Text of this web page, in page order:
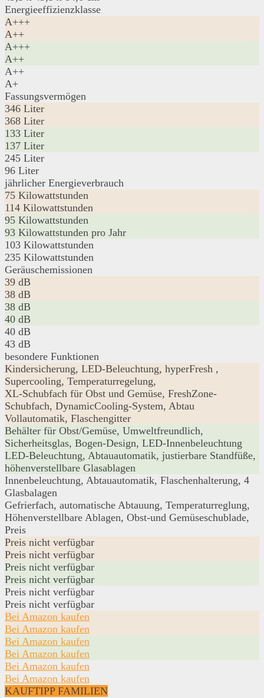
Energieeffizienzklasse
A+++
A++
A+++
A++
A++
A+
Fassungsvermögen
346 Liter
368 Liter
133 Liter
137 Liter
245 Liter
96 Liter
jährlicher Energieverbrauch
75 Kilowattstunden
114 Kilowattstunden
95 Kilowattstunden
93 Kilowattstunden pro Jahr
103 Kilowattstunden
235 Kilowattstunden
Geräuschemissionen
39 dB
38 dB
38 dB
40 dB
40 dB
43 dB
besondere Funktionen
Kindersicherung, LED-Beleuchtung, hyperFresh ,
Supercooling, Temperaturregelung,
XL-Schubfach für Obst und Gemüse, FreshZone-
Schubfach, DynamicCooling-System, Abtau
Vollautomatik, Flaschengitter
Behälter für Obst/Gemüse, Umweltfreundlich,
Sicherheitsglas, Bogen-Design, LED-Innenbeleuchtung
LED-Beleuchtung, Abtauautomatik, justierbare Standfüße,
höhenverstellbare Glasablagen
Innenbeleuchtung, Abtauautomatik, Flaschenhalterung, 4
Glasbalagen
Gefrierfach, automatische Abtauung, Temperaturreglung,
Höhenverstellbare Ablagen, Obst-und Gemüseschublade,
Preis
Preis nicht verfügbar
Preis nicht verfügbar
Preis nicht verfügbar
Preis nicht verfügbar
Preis nicht verfügbar
Preis nicht verfügbar
Bei Amazon kaufen
Bei Amazon kaufen
Bei Amazon kaufen
Bei Amazon kaufen
Bei Amazon kaufen
Bei Amazon kaufen
KAUFTIPP FAMILIEN